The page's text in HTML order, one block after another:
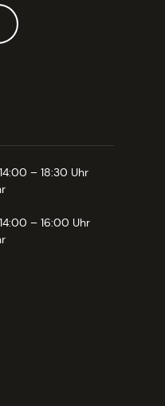
– 18:30 Uhr
– 16:00 Uhr